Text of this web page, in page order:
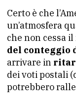
Certo è che
un’atmosfera
che non cessa
del conteggio
arrivare in
dei voti postali
potrebbero